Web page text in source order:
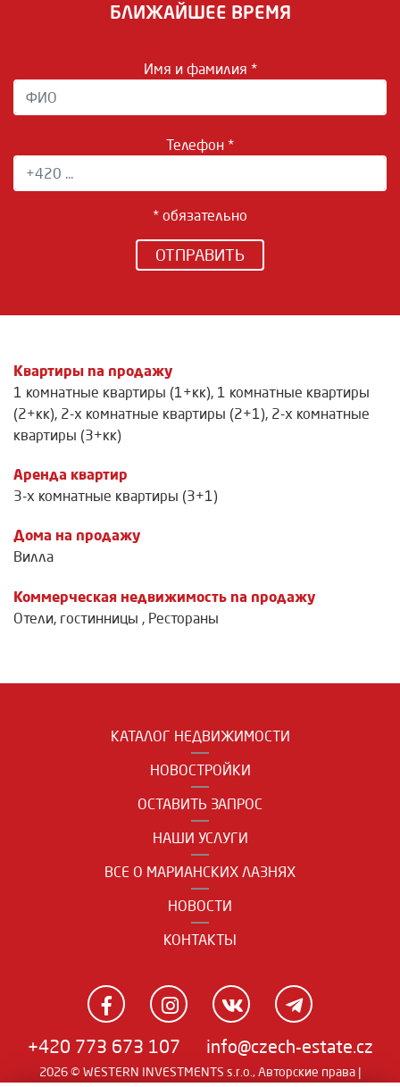
БЛИЖАЙШЕЕ ВРЕМЯ
Имя и фамилия *
Телефон *
* обязательно
ОТПРАВИТЬ
Квартиры na продажу
1 комнатные квартиры (1+кк), 1 комнатные квартиры
(2+кк), 2-х комнатные квартиры (2+1), 2-х комнатные
квартиры (3+кк)
Аренда квартир
3-х комнатные квартиры (3+1)
Дома на продажу
Вилла
Коммерческая недвижимость na продажу
Отели, гостинницы , Рестораны
КАТАЛОГ НЕДВИЖИМОСТИ
НОВОСТРОЙКИ
ОСТАВИТЬ ЗАПРОС
НАШИ УСЛУГИ
ВСЕ О МАРИАНСКИХ ЛАЗНЯХ
НОВОСТИ
КОНТАКТЫ
+420 773 673 107 info@czech-estate.cz
2026 © WESTERN INVESTMENTS s.r.o., Авторские права |